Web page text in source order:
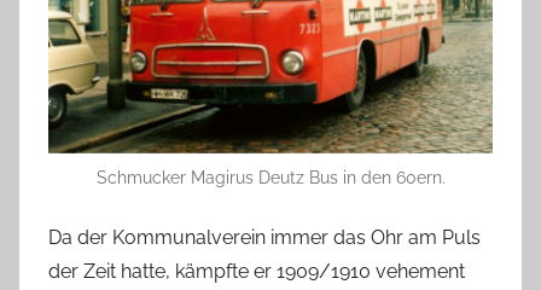
Schmucker Magirus Deutz Bus in den 60ern.
Da der Kommunalverein immer das Ohr am Puls
der Zeit hatte, kämpfte er 1909/1910 vehement